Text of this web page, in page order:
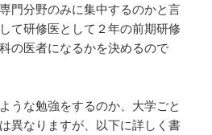
門分野のみに集中するのかと言
て研修医として２年の前期研修
の医者になるかを決めるので
うな勉強をするのか、大学ごと
異なりますが、以下に詳しく書